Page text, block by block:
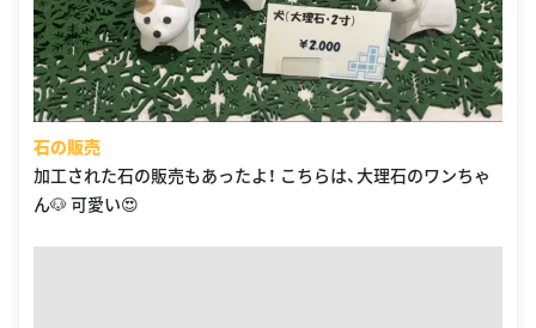
石の販売
加工された石の販売もあったよ！ こちらは、大理石のワンちゃ
ん🐶 可愛い😍